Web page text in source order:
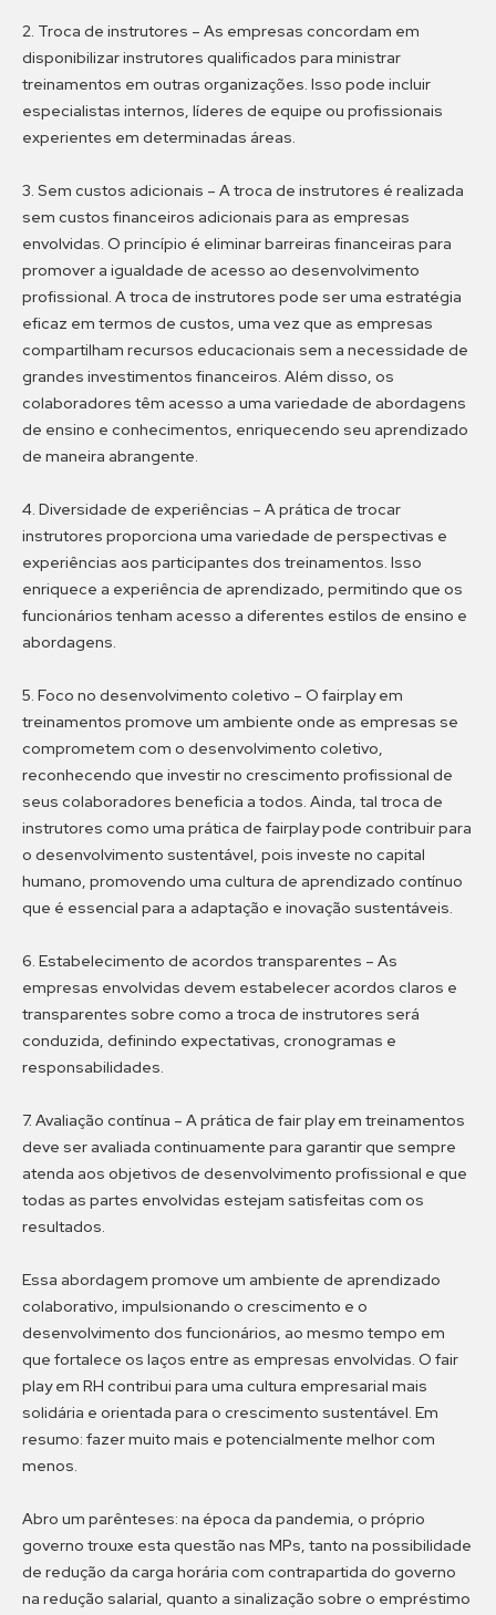
2. Troca de instrutores – As empresas concordam em
disponibilizar instrutores qualificados para ministrar
treinamentos em outras organizações. Isso pode incluir
especialistas internos, líderes de equipe ou profissionais
experientes em determinadas áreas.
3. Sem custos adicionais – A troca de instrutores é realizada
sem custos financeiros adicionais para as empresas
envolvidas. O princípio é eliminar barreiras financeiras para
promover a igualdade de acesso ao desenvolvimento
profissional. A troca de instrutores pode ser uma estratégia
eficaz em termos de custos, uma vez que as empresas
compartilham recursos educacionais sem a necessidade de
grandes investimentos financeiros. Além disso, os
colaboradores têm acesso a uma variedade de abordagens
de ensino e conhecimentos, enriquecendo seu aprendizado
de maneira abrangente.
4. Diversidade de experiências – A prática de trocar
instrutores proporciona uma variedade de perspectivas e
experiências aos participantes dos treinamentos. Isso
enriquece a experiência de aprendizado, permitindo que os
funcionários tenham acesso a diferentes estilos de ensino e
abordagens.
5. Foco no desenvolvimento coletivo – O fairplay em
treinamentos promove um ambiente onde as empresas se
comprometem com o desenvolvimento coletivo,
reconhecendo que investir no crescimento profissional de
seus colaboradores beneficia a todos. Ainda, tal troca de
instrutores como uma prática de fairplay pode contribuir para
o desenvolvimento sustentável, pois investe no capital
humano, promovendo uma cultura de aprendizado contínuo
que é essencial para a adaptação e inovação sustentáveis.
6. Estabelecimento de acordos transparentes – As
empresas envolvidas devem estabelecer acordos claros e
transparentes sobre como a troca de instrutores será
conduzida, definindo expectativas, cronogramas e
responsabilidades.
7. Avaliação contínua – A prática de fair play em treinamentos
deve ser avaliada continuamente para garantir que sempre
atenda aos objetivos de desenvolvimento profissional e que
todas as partes envolvidas estejam satisfeitas com os
resultados.
Essa abordagem promove um ambiente de aprendizado
colaborativo, impulsionando o crescimento e o
desenvolvimento dos funcionários, ao mesmo tempo em
que fortalece os laços entre as empresas envolvidas. O fair
play em RH contribui para uma cultura empresarial mais
solidária e orientada para o crescimento sustentável. Em
resumo: fazer muito mais e potencialmente melhor com
menos.
Abro um parênteses: na época da pandemia, o próprio
governo trouxe esta questão nas MPs, tanto na possibilidade
de redução da carga horária com contrapartida do governo
na redução salarial, quanto a sinalização sobre o empréstimo